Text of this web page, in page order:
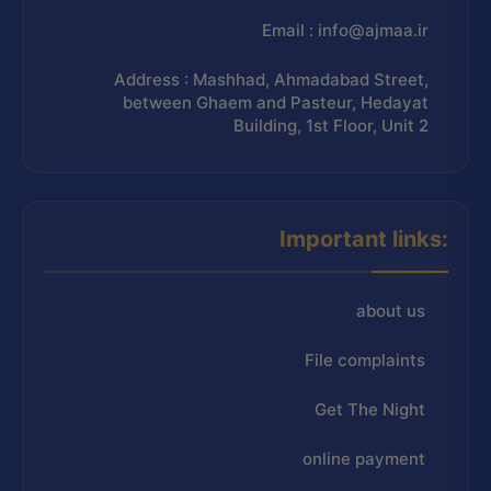
Email : info@ajmaa.ir
Address : Mashhad, Ahmadabad Street,
between Ghaem and Pasteur, Hedayat
Building, 1st Floor, Unit 2
Important links:
about us
File complaints
Get The Night
online payment